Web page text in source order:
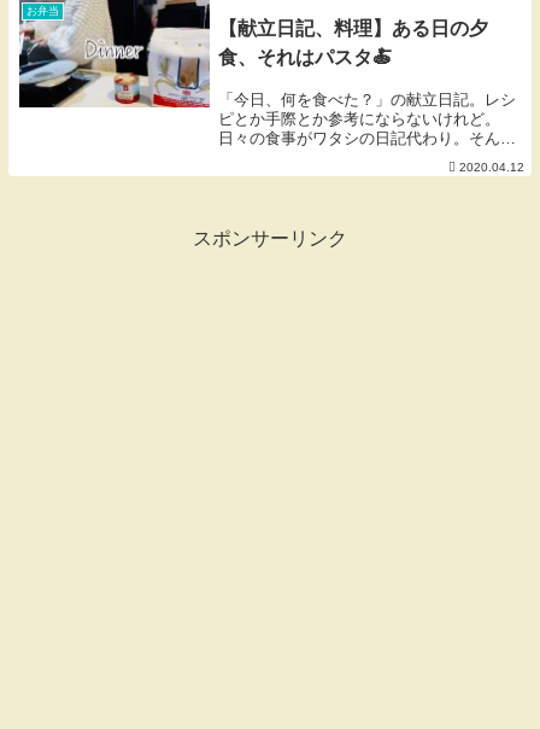
お弁当
【献立日記、料理】ある日の夕
食、それはパスタ🍝
「今日、何を食べた？」の献立日記。レシ
ピとか手際とか参考にならないけれど。
日々の食事がワタシの日記代わり。そんな
生活を目指して記録しはじめました☺︎ワタ
シが見ている動画やインフルエンサーの方
2020.04.12
スポンサーリンク